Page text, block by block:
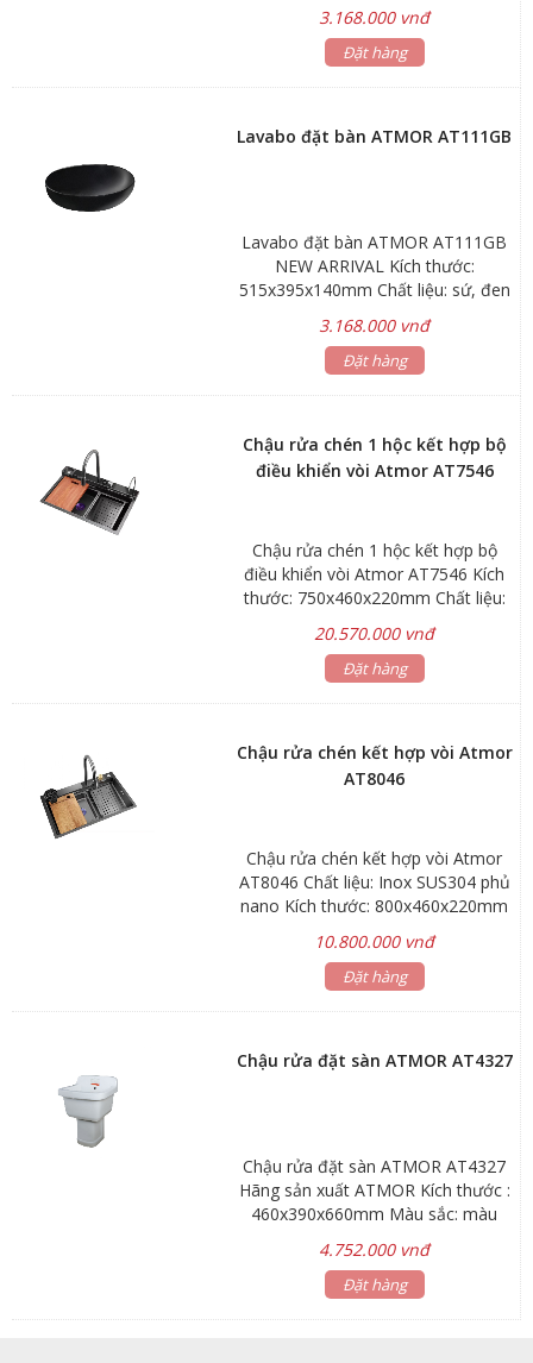
bóng Bảo hành: Men sứ 3 năm, phụ
kiện 1 năm Hãng sản xuất: ATMOR
3.168.000 vnđ
Đặt hàng
Lavabo đặt bàn ATMOR AT111GB
Lavabo đặt bàn ATMOR AT111GB
NEW ARRIVAL Kích thước:
515x395x140mm Chất liệu: sứ, đen
Bảo hành: Men sứ 3 năm, phụ kiện
1 năm Hãng sản xuất: ATMOR
3.168.000 vnđ
Đặt hàng
Chậu rửa chén 1 hộc kết hợp bộ
điều khiển vòi Atmor AT7546
Chậu rửa chén 1 hộc kết hợp bộ
điều khiển vòi Atmor AT7546 Kích
thước: 750x460x220mm Chất liệu:
Inox SUS304 phủ nano Nút điều
khiển nhiệt độ Vòi dây rút nóng lạnh
3 chế độ tia nước Áp lực nước:
xuất: ATMOR
20.570.000 vnđ
Đặt hàng
Chậu rửa chén kết hợp vòi Atmor
AT8046
Chậu rửa chén kết hợp vòi Atmor
AT8046 Chất liệu: Inox SUS304 phủ
nano Kích thước: 800x460x220mm
Phương thức lắp đặt: Âm bàn Bảo
hành: chậu rửa 3 năm, phụ kiện 1
năm Hãng sản xuất: ATMOR Mã
10.800.000 vnđ
Đặt hàng
Chậu rửa đặt sàn ATMOR AT4327
Chậu rửa đặt sàn ATMOR AT4327
Hãng sản xuất ATMOR Kích thước :
460x390x660mm Màu sắc: màu
trắng *Gía lavabo chưa bao gồm
vòi nước và bộ xả Bảo hành: men
sứ 5 năm Bề mặt men sứ chống
4.752.000 vnđ
Đặt hàng